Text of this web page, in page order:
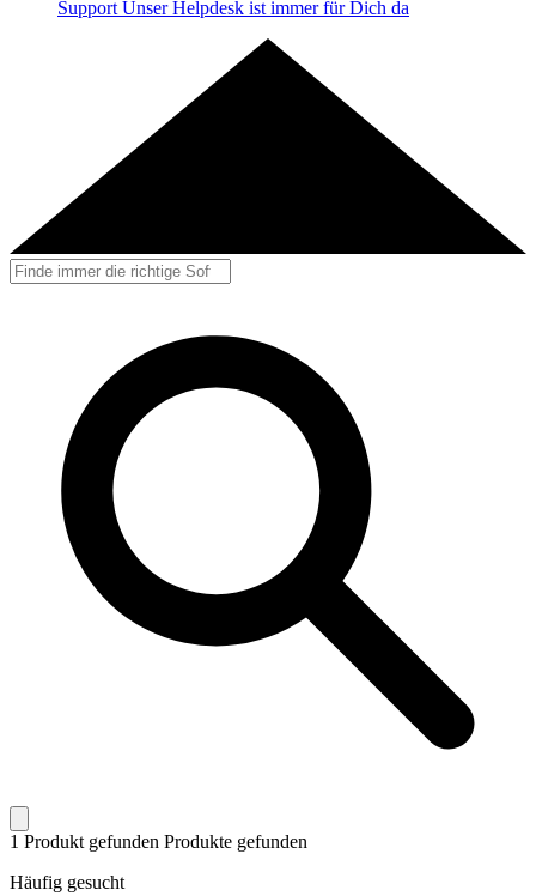
Support Unser Helpdesk ist immer für Dich da
1 Produkt gefunden Produkte gefunden
Häufig gesucht